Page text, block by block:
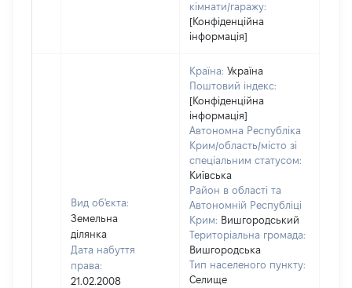
кімнати/гаражу:
[Конфіденційна
інформація]
Вид об'єкта:
Земельна
ділянка
Дата набуття
права:
21.02.2008
Країна: Україна
Поштовий індекс:
[Конфіденційна
інформація]
Автономна Республіка
Крим/область/місто зі
спеціальним статусом:
Київська
Район в області та
Автономній Республіці
Крим: Вишгородський
Територіальна громада:
Вишгородська
Тип населеного пункту:
Селище